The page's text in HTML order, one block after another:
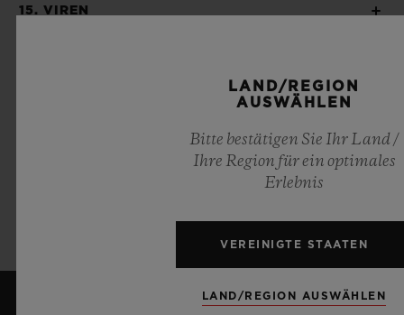
15. VIREN
16. LINKS ZU FREMDEN WEBSITES
LAND/REGION
AUSWÄHLEN
Bitte bestätigen Sie Ihr Land /
Ihre Region für ein optimales
Erlebnis
VEREINIGTE STAATEN
LAND/REGION AUSWÄHLEN